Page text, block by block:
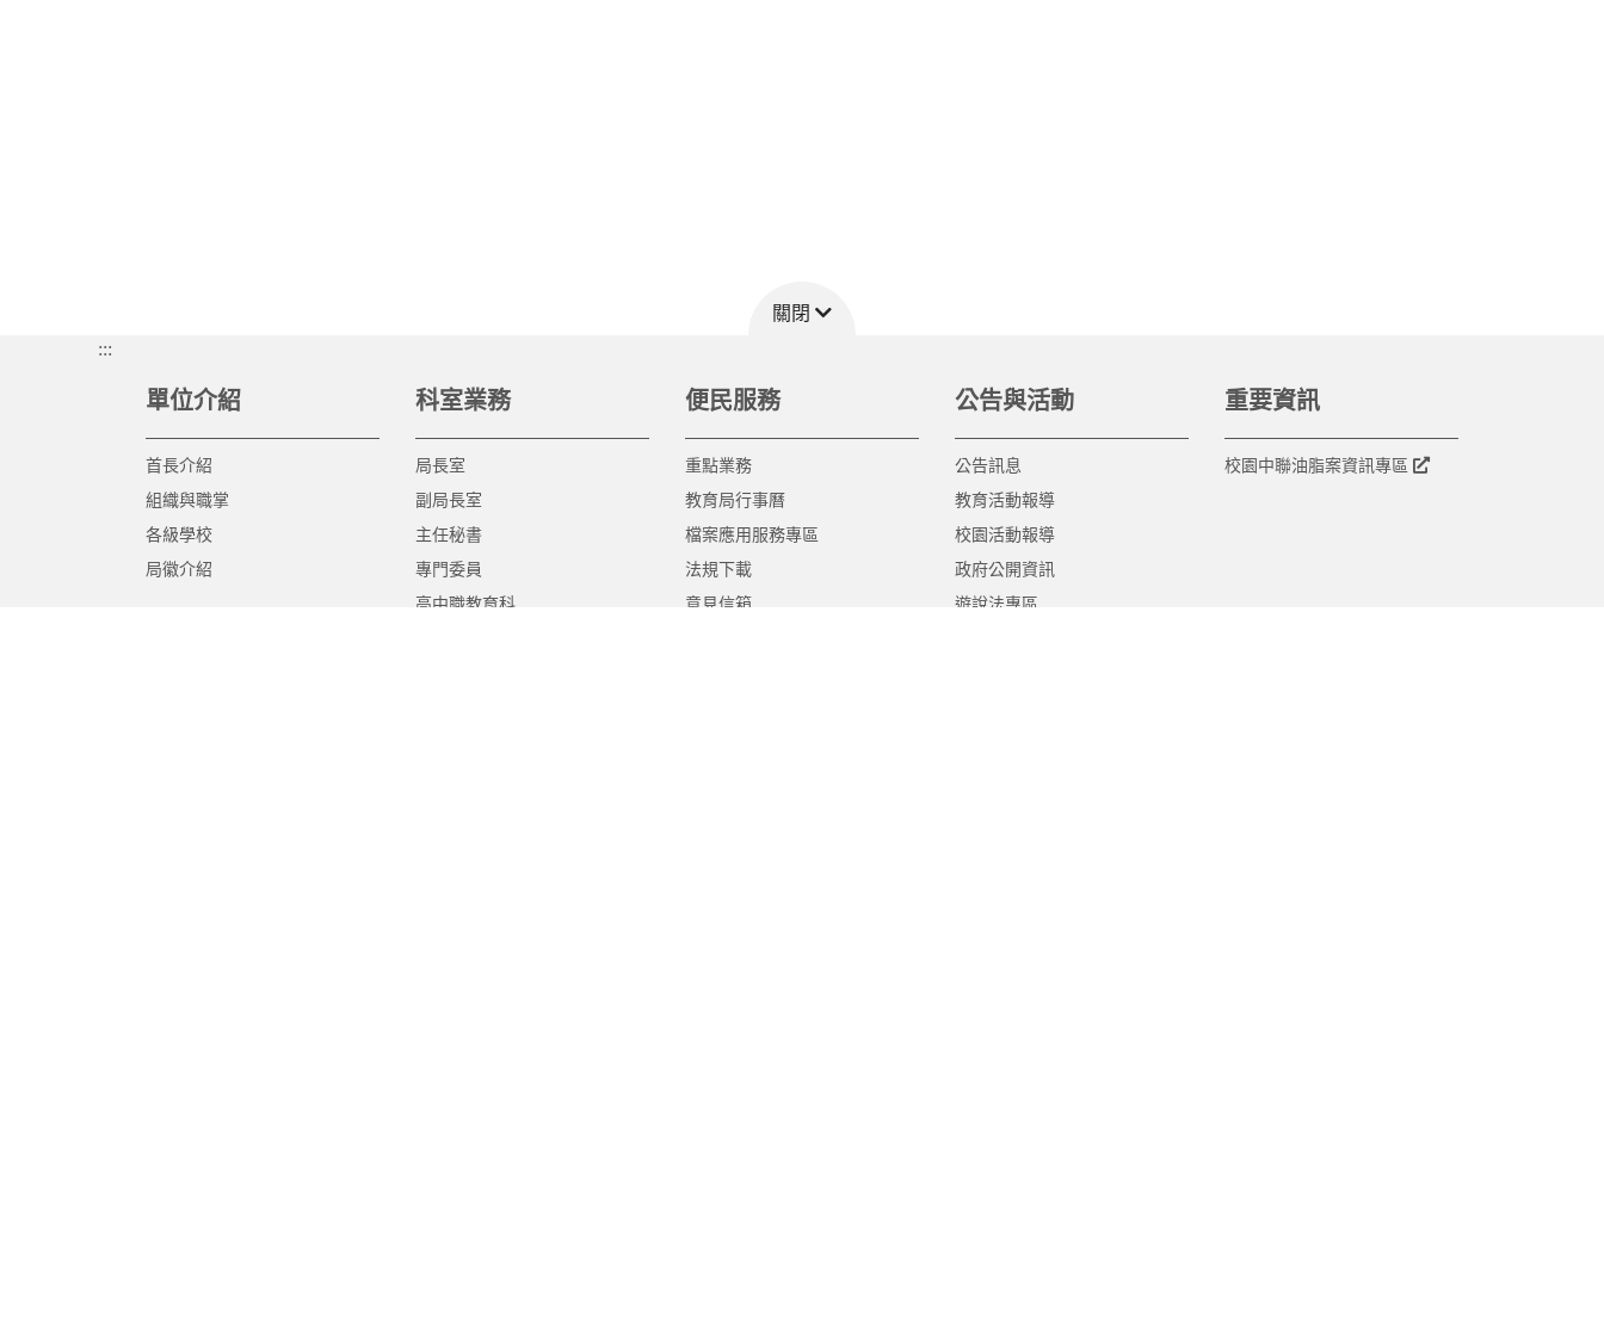
關閉
:::
單位介紹
首長介紹
組織與職掌
各級學校
局徽介紹
科室業務
局長室
副局長室
主任秘書
專門委員
高中職教育科
便民服務
重點業務
教育局行事曆
檔案應用服務專區
法規下載
意見信箱
公告與活動
公告訊息
教育活動報導
校園活動報導
政府公開資訊
遊說法專區
重要資訊
校園中聯油脂案資訊專區